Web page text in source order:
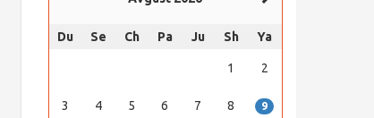
Du Se Ch Pa Ju Sh Ya
1 2
3 4 5 6 7 8 9